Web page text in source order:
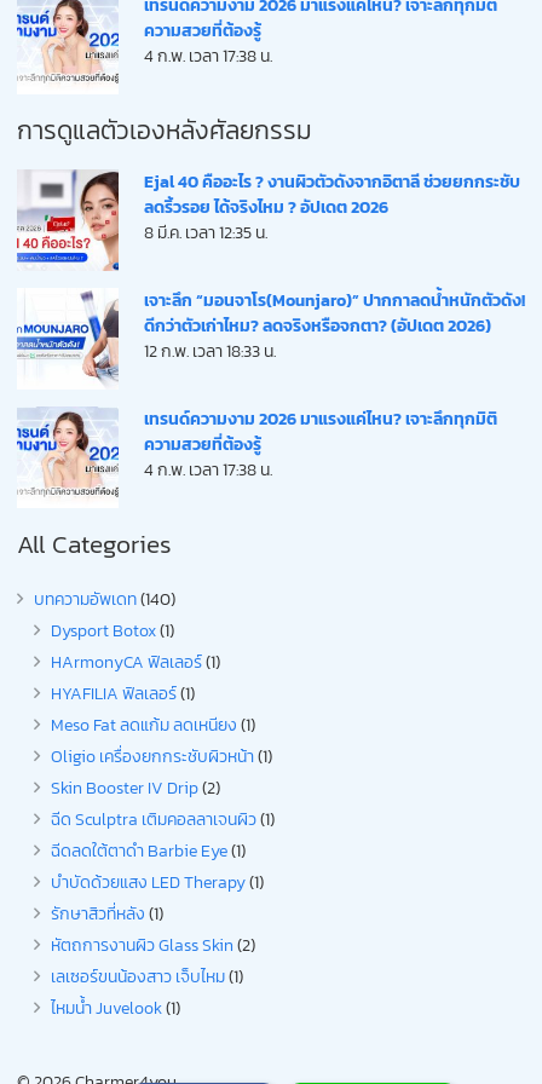
ความสวยที่ต้องรู้
4 ก.พ. เวลา 17:38 น.
การดูแลตัวเองหลังศัลยกรรม
Ejal 40 คืออะไร ? งานผิวตัวดังจากอิตาลี ช่วยยกกระชับ
ลดริ้วรอย ได้จริงไหม ? อัปเดต 2026
8 มี.ค. เวลา 12:35 น.
เจาะลึก “มอนจาโร(Mounjaro)” ปากกาลดน้ำหนักตัวดัง!
ดีกว่าตัวเก่าไหม? ลดจริงหรือจกตา? (อัปเดต 2026)
12 ก.พ. เวลา 18:33 น.
เทรนด์ความงาม 2026 มาแรงแค่ไหน? เจาะลึกทุกมิติ
ความสวยที่ต้องรู้
4 ก.พ. เวลา 17:38 น.
All Categories
บทความอัพเดท(140)
Dysport Botox(1)
HArmonyCA ฟิลเลอร์(1)
HYAFILIA ฟิลเลอร์(1)
Meso Fat ลดแก้ม ลดเหนียง(1)
Oligio เครื่องยกกระชับผิวหน้า(1)
Skin Booster IV Drip(2)
ฉีด Sculptra เติมคอลลาเจนผิว(1)
ฉีดลดใต้ตาดำ Barbie Eye(1)
บำบัดด้วยแสง LED Therapy(1)
รักษาสิวที่หลัง(1)
หัตถการงานผิว Glass Skin(2)
เลเซอร์ขนน้องสาว เจ็บไหม(1)
ไหมน้ำ Juvelook(1)